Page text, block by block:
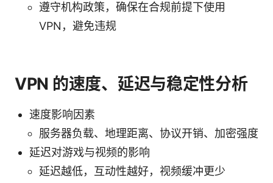
遵守机构政策，确保在合规前提下使用
VPN，避免违规
VPN 的速度、延迟与稳定性分析
速度影响因素
服务器负载、地理距离、协议开销、加密强度
延迟对游戏与视频的影响
延迟越低，互动性越好，视频缓冲更少